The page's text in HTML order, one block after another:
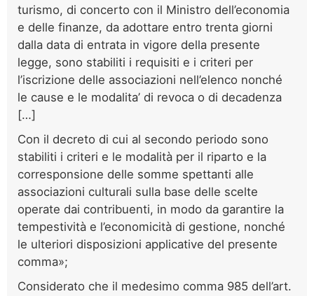
turismo, di concerto con il Ministro dell’economia
e delle finanze, da adottare entro trenta giorni
dalla data di entrata in vigore della presente
legge, sono stabiliti i requisiti e i criteri per
l’iscrizione delle associazioni nell’elenco nonché
le cause e le modalita’ di revoca o di decadenza
[…]
Con il decreto di cui al secondo periodo sono
stabiliti i criteri e le modalità per il riparto e la
corresponsione delle somme spettanti alle
associazioni culturali sulla base delle scelte
operate dai contribuenti, in modo da garantire la
tempestività e l’economicità di gestione, nonché
le ulteriori disposizioni applicative del presente
comma»;
Considerato che il medesimo comma 985 dell’art.